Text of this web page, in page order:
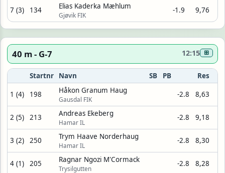
7 (3) 134 Elias Kaderka Mæhlum
Gjøvik FIK
-1.9 9,76
40 m - G-7 12:15 ⊞
Startnr Navn SB PB Res
1 (4) 198 Håkon Granum Haug
Gausdal FIK
-2.8 8,63
2 (5) 213 Andreas Ekeberg
Hamar IL
-2.8 9,18
3 (2) 250 Trym Haave Norderhaug
Hamar IL
-2.8 8,30
4 (1) 205 Ragnar Ngozi M'Cormack
Trysilgutten
-2.8 8,28